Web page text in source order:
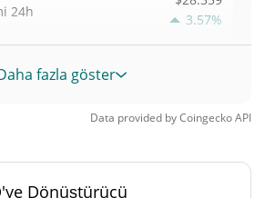
24h
3.57%
0,000005352729%
#5464
fazla göster
Data provided byCoingeckoAPI
Dönüştürücü